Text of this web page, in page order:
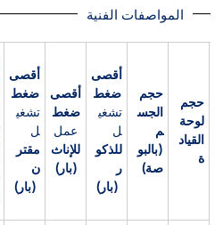
المواصفات الفنية
حجم
لوحة
القياد
ة
حجم
الجس
م
(بالبو
صة)
أقصى
ضغط
تشغي
ل
للذكو
ر
(بار)
أقصى
ضغط
عمل
للإناث
(بار)
أقصى
ضغط
تشغي
ل
مقتر
ن
(بار)